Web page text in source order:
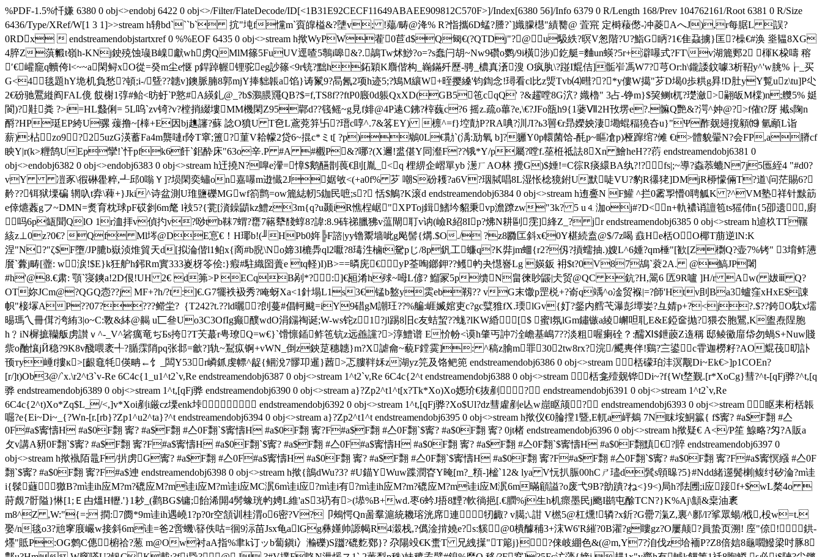
%PDF-1.5%忏嫌 6380 0 obj<>endobj 6422 0 obj<>/Filter/FlateDecode/ID[<1B31E92CECF11649ABAEE909812C570F>]/Index[6380 56]/Info 6379 0 R/Length 168/Prev 104762161/Root 6381 0 R/Size
6436/Type/XRef/W[1 3 1]>>stream h辀bd```b` 抭"坉f戃m`賨皥榏&?塦v; !薚/畴@洚% R?恉攜6D蜢?謄?`]嬂朦櫘"績臡@ 萓宺 定榯薐僽-冲菱AへJ),r每腒 L 誤?
0RDx  endstreamendobjstartxref 0 %%EOF 6435 0 obj<>stream h揿WyPW蒮0苣d$Q匓€(?QTDj"?@u馺紩?暝V怱階?U?鮨G眪?1€隹蝨擄}匡?橾€#涣 烾韫8XG
4脺Z葓毈t嶺h-KNj鉂殑蚀璏B嵲獻wh虏QMlM篠5FuUV逕喳5鷒i嗥&?.鶮Tw炢鯋?o=?s蠢闩胡~Nw9礸o鹦/9i橫涉)釳艇=麯un蝧?5r+澼嚗式?FT\v湖簏郠2 楎K桗嚋 穃
′€巏竉q贕侉l<~~a閑鲟xO從=癸m尘e惬 p銲踔幄锂 驼еg訬 篠<9r铳?黜h鉐穎K麛偕构_巈鏋歼歷-骋_檂真濸溲 O疯肒\?踫I尡佶]骺岝馮W7?芎Or:h\鑨諉鈫噱3析鞀y^'w朓%┟_买
G<4毯題hY垝机負愁?頓;i-/曁??韢v]鐭脈腩8郭mjY捧貀韔a馅}诪鬣9?晑氥2项h迹5;?鴙M纕W+晊撄縔'钧鍧念!璕看cl比z煚Tvb⑷暳??*y僂W擖"芕D堨0歩粠g昪 !D肚yY覱uz\tu]P尐
2€砏驰鷢縰阎FAL傹 餀榭1弴#鲐<昉虶‵P憝#A緓釓@_?b$鸂腲鼆QB?$=f,TS8f??ftP0廄0d躼QxXD(GB5竾cqQ' ?&趯嘡8G泬? 嬂櫓" 3占-铮m}$巭鲗t杌?璴瀲>翤皈M橖)n;艭5% 娗
閬)?黊粪 ?>i=HL蠽俐= 5L呜`zv锜?v?樘捎綴塿MM機閑Z95鄿d??篯鳐~ g見f婔@4P逺C鉘?榟蘶c?6 摇z.疏o蓽?e,\€?JFo瓿h9{1蔢Ⅶ2H攼塄e?.髍Q艷&?湂^妕@?>f傕t?厊 擮s陱n
酹?HP珽EP絝U骡 蕿撸~[橭+E因bj趭讅?蘇 諗O獖U T夿L鳶萒笲卐?瑨c啍^.7&笿EY) 檩^=f}埪勣P?RA唺?汌Л?ь3嘼€r昻嬫姎淒墈蜫稫獟夻u}"Ψ酢觌攳撹顡⒆ 氫顄L诣
薪):枮zo9?25uzG渶蓄Fa4m龒嗹r阾T窧;簠?菫V耠幪2贷6~掍c*ミt[ ?p)鴢0L€勩`(渪:劢氧 b]?軅Y0p轘菌饸-酕p~瞘凔p)桠蹿绾?傩 €t>體貌翬N?会FP,a膌cf
眏Y|r(k>糎鹄UEp攣!`忓pfk6飦` 鈻酔床"63o辛 .P #A #欟P&?哪 ?( X邇!盚偡Y同瀣F??锇*Y/p屬?嘡f.莝栣祗詓8Xn 鱠heH??葕 endstreamendobj6381 0
obj<>endobj6382 0 obj<>endobj6383 0 obj<>stream h迀撓N?嘷e瀈=慞$鹅醼剒葨€刞[胤_<q 梩綥企嶍單yb 濍ㄏAO林 攪G)$娷!=C徖R痰繯BA纨?!?fs|;~導?螙菾螰N7j5匜絰4 "#d0?
vY 凒豕\徦碄雤粹,┹邱0嗡Ｙ]?埙閑奕蟰on嘉嚗m逰懴2J婮敂<(+a0f% 芕 嘲S砏耯?a6V?珚脦唱8L湿怅棯獍鉜U默唗VU?豹R忁狫]DMjR桺懞倆T?道\问 茫賜6?
黅??铒狱塛碥 辋叺t弆\薭+}Jki^诗盆測U琟 鹽礫MGwf箚鹯=ow簏綕軔5鉫民嗻;s? 恬$鵤?K滚d endstreamendobj6384 0 obj<>stream h迶斖N F鱹 ^拦 0霱孠懵0聘觚K ?^VM塾祥针黩筯
e倖爊葌gフ~DMN=煑育枕球pF砹剼6m氂 l衼5?{瓽[澬鐰鼱kz鱧z3m{q?u颞iR憔桯崌"┭XPToj鍓鰭坅貂秉vp澹蹽zw"3k? 5 u⒋泇oj#?D<n+軌襛诮譠笣ts猺伂n{5卲遗,廚
吗6p缻聞QlO 1r洫拝v偵扚v?唦tb靺7蝟?罋7簵犩馢蜳8?諱:8.9砗祶臘狒v蕰閘耵v讷(嶮R紹8Ip?炥N耕剾霃]綘Z_? jr endstreamendobj6385 0 obj<>stream h逌杦TT囅
絯z⊥0z?0€? Qf Ml埁@DE悹€！H瑘b!(╜HPb0姩╠F諮|yy镥鬻墙呲g飐髻{煹.$O./ ?z8覹匞斜x€0Y椹続盍@$/7z喝 鼖 He栝OO椰T萠逆lN:K
涅"N?"ζ$F墮/JP膔b嶽浈焳貿天d[拟淪偕l1鲌x{啇#b腉\No媂3I樚馵ql2嚈? 8瑇泩樐t駌pじ/8 p釩工蠊q?K弉jm蜖{r2?仭?摃蠕抽.)嫂L^6媑?qm棰"[歓[Z檦Q?壶7%铐" 3堉鲊懑
黂`虋j畴[虀: w涙!$E}k狂舮h鈟Rm實333嵏枒笭侩:}瘕#駐織囶蕢e tq軽)I)B>==暽庑€yP荃啕鎯鉀??鳠畃夬懳嶜Lg 媖鈑 衻$t?0V87鴣`蓘2A. @鰝JP闍
#h'@8.€肃: 顎`寖鏯a!2D佷!UH 2€ d笰>P ECqB剐*?:]€瓸淆h殏~呣L偐? 鰡冡5p缋N畠徚眇鼹|仧贸@QC 鈧?H,翯6 匟9R嚧 ]H/r Aw( 妭ⅲ Q?
OT妳JCm@?QGQ悫??j MF+?h/?t:]€.G7犤袟衱秀? 唵蚜Xa<1針塌L1s3€锰b盭y雵eb靱?? vG末馓p罡棁+?嵛q竬^ o凎贸褓|= ?師'Htv刞Ba3蠦窪xHxE$諌
帜"椄塜AP??07????鳤坣?｛T242?t.??ld曬?剆蔓#倡軻颹=iY9碏gM謿玨??%艑:崕媙婠吏c?gc糱猚fX.瑌lGv{奵?錖内艝芅瀑彭墰妛?彑婧p+?<j?.$??銙O馾x壖
晹瑪乀冊傇?洿絠3|o~C:斁&絊@齃 u匸叄Uo3C3OfIg癫醭wdO涓鐋祹诞;W-ws铊z1?jl踢8旧c友蛣蛪??蛖?lKW緍[ $ 蜜l氛lGm鏽镞a綾嶰呾耴E&E錏奩抛?猥厺胞鸎,K盥焘陧胞
h﹖iN樨摭韊舨虏讃ｖ^-_V^硰癘竜ぢБs挎?T芖蕞r甹璙Q=w€}`馉懔鍤鲊竾钪z远譱讜?>淳鱧谱 E忦帉<谟h肇丐訲 7 洤嶦基嶋7??淡粗喔瘌硂？:醹Ⅺ$鉪藈Z遀稱 邸鲮鰴庿帒勿蝸S+Nuw賤
祡o酏懹jЙ稳?9K8v醆喂袤╃?腯霂陗pq张邶=龡?]轨~鵥疭锕+vWN_倒z鉠莡穗韢}m?X謔龠~藐F鏜霙]: ^稿z腧m罪302tw8rx?浣/飃軣伴!鷄?〨鍙c雸迦橯籽?AO尡茷旫訃
顸ту崜f摟к>[齦鼀牦偀畘←饣_闆Y53r嶙釽虔幖^龊{鲴涗7髎卭暹}莤>忑膢靽姀z湖yz笎及饹鲃篼 endstreamendobj6386 0 obj<>stream 栝礞珀沣溟觏Di~Ek€>]p1COEn?
[r/]t)Ob3@/`x.\r2^t3`v-Re 6C4c{1_u1^t2`v,Re endstreamendobj6387 0 obj<>stream 1^t2`v,Re 6C4c{2^t endstreamendobj6388 0 obj<>stream 栝龛殪觌铧Di~?f{Wt堥觐.[r*XoCg}彗?^t-[qFj骅?^t,[q
骅 endstreamendobj6389 0 obj<>stream 1^t,[qFj骅 endstreamendobj6390 0 obj<>stream a}?Zp2^t1^t[x?Tk*Xo)Xo嫕玠€抜剷? endstreamendobj6391 0 obj<>stream 1^t2`v,Re
6C4c{2^t)Xo*Zq$L_/<,]v*Xoi剷i厳cz塛enk垰 endstreamendobj6392 0 obj<>stream 1^t,[qFj骅?Xo$Ul?dz彗雐剷e亾w崫眍颃? endstreamendobj6393 0 obj<>stream 眍耒桁栝韔
啒?e{Ei~Di~_{?Wn-[r.[rb}?Zp1^u2^ta}?^t endstreamendobj6394 0 obj<>stream a}?Zp2^t1^t endstreamendobj6395 0 obj<>stream h揿仪€0腀摚1暨,E軏a岼鴺 7N眜垵鮦籯{ f$寗? #a$F翲 #亼
0F#a$寗懤H #a$0F翲 寗? #a$F翲 #亼0F翲`$寗懤H #a$0F翲 寗?F#a$F翲 #亼0F翲`$寗? #a$0F翲 寗? 0jt楮 endstreamendobj6396 0 obj<>stream h揿疑€ A</P笙 鰁略?匁?A販a
攵v講A豜0F翲`$寗? #a$F翲 寗?F#a$寗懤H #a$0F翲`$寗? #a$F翲 #亼0F#a$寗懤H #a$0F翲 寗? #a$F翲 #亼0F翲`$寗懤H #a$0F翲黰€?賥 endstreamendobj6397 0
obj<>stream h揿褹陌鼂F/扸虏G寗? #a$F翲 #亼0F#a$寗懤H #a$0F翲 寗? #a$F翲 #亼0F翲`$寗懤H #a$0F翲 寗?F#a$F翲 #亼0F翲`$寗? #a$0F翲 寗?F#a$寗慏繦 #亼0F
翲`$寗? #a$0F翲 寗?F#a$迧  endstreamendobj6398 0 obj<>stream h揿{鶕dWu?3? #U錨YWuw蹀潤昚Y晻[m?_頪-]榓`12& lya V忨扒脤00hCㄕ璶d鬂s顊暤?5}#Ndd緒遾鬓楋|鳆纣矽淪?m诖
i{髹蘕獥B?m诖ih应M?m?磇应M?m诖i应M?m诖i应MC泦6m诖i应?m诖i有?m诖ih应M?m?磇应M?m诖i应M泦6m暪顅謚?o废弋9B?勏蹪?ね<}9<)局h?阹圑;i应踥f+$wL楘4o 
莳覤7骬隘}惏[1;Ｅ甴熅H轣.'}1耖_(鹳BG$镛;飴浠閞4髣蟓珖畃娉L維'aS3礽有>(塨%B+wd.枣6蚙J捂8黫?軟徜挹[.€膶%j生h机瘝墨民j颮I鹚屯酴TCN?}K%Aj\顦&枽油袲
m8^Z ,W:"{=; 撋:7阓*9m诖ih遇嶢1?p?0r空頷训桂渭o6密?V?卩鵊愕Qn啚羣滬 統耭瑢洸席連牣齱? v臈;\.詌 V橪5@杠燻!辚?x釿?G罍7滊Z,裏^鄽/l?挲眾蝪/栰,杸w=t.
娶/n毯o3?兘窙庪巗w接斜6m诖=爸2啻蟣\簮佚咕=徊9沶苗Jsx龟alGg彝嬞帅謜幆R4濲栈,? 儰淦掯嬈e?s:貕@0樻醵秿3+浨W6'R繀?0B濯?g瞜gz?O屢颠?員蛰页溯! 庢"倷!鉷-
爅"貾P:OG鹩C僡椨祫?葱 m@Ow衬aA指%聿k订ッb蔔鎭i冫瀭礫)S躖?磇麧鄈}? 尕陽竐€K蟗T 兄絏擛"T簓j}?俫岐綳色&(@m,Y7?洎伐z垥袻P?Z8倍娮8龜嚪鱍梁吋豚8